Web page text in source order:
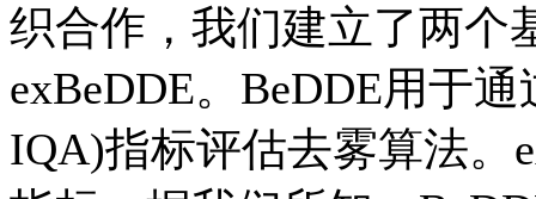
织合作，我们建立了两个
exBeDDE。BeDDE用于
IQA)指标评估去雾算法。